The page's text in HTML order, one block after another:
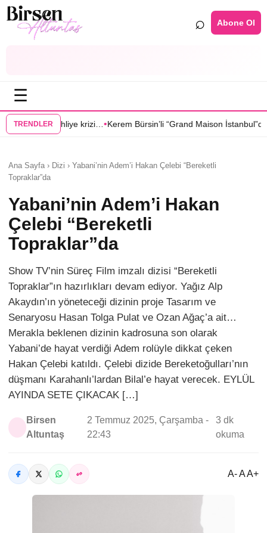
⌕ Abone Ol
☰
TRENDLER
•Kerem Bürsin’li “Grand Maison İstanbul”dan Sıla Türkoğlu’na
Ana Sayfa › Dizi › Yabani’nin Adem’i Hakan Çelebi “Bereketli
Topraklar”da
Yabani’nin Adem’i Hakan
Çelebi “Bereketli
Topraklar”da
Show TV’nin Süreç Film imzalı dizisi “Bereketli
Topraklar”ın hazırlıkları devam ediyor. Yağız Alp
Akaydın’ın yöneteceği dizinin proje Tasarım ve
Senaryosu Hasan Tolga Pulat ve Ozan Ağaç’a ait…
Merakla beklenen dizinin kadrosuna son olarak
Yabani’de hayat verdiği Adem rolüyle dikkat çeken
Hakan Çelebi katıldı. Çelebi dizide Bereketoğulları’nın
düşmanı Karahanlı’lardan Bilal’e hayat verecek. EYLÜL
AYINDA SETE ÇIKACAK […]
Birsen
Altuntaş
2 Temmuz 2025, Çarşamba -
22:43
3 dk
okuma
A- A A+